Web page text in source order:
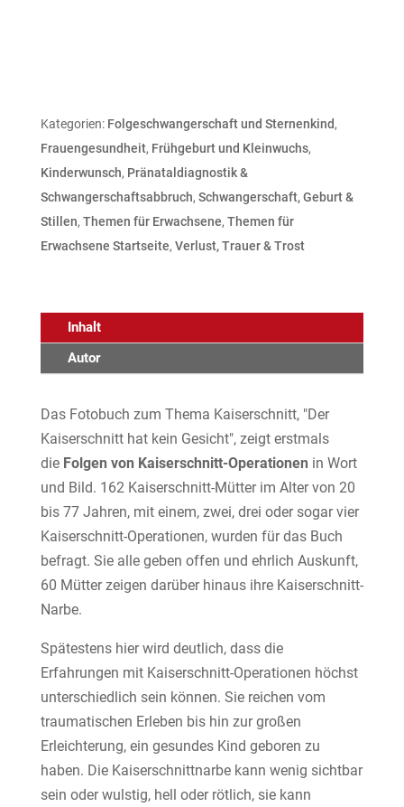
Kategorien: Folgeschwangerschaft und Sternenkind,
Frauengesundheit, Frühgeburt und Kleinwuchs,
Kinderwunsch, Pränataldiagnostik &
Schwangerschaftsabbruch, Schwangerschaft, Geburt &
Stillen, Themen für Erwachsene, Themen für
Erwachsene Startseite, Verlust, Trauer & Trost
Inhalt
Autor
Das Fotobuch zum Thema Kaiserschnitt, "Der
Kaiserschnitt hat kein Gesicht", zeigt erstmals
die Folgen von Kaiserschnitt-Operationen in Wort
und Bild. 162 Kaiserschnitt-Mütter im Alter von 20
bis 77 Jahren, mit einem, zwei, drei oder sogar vier
Kaiserschnitt-Operationen, wurden für das Buch
befragt. Sie alle geben offen und ehrlich Auskunft,
60 Mütter zeigen darüber hinaus ihre Kaiserschnitt-
Narbe.
Spätestens hier wird deutlich, dass die
Erfahrungen mit Kaiserschnitt-Operationen höchst
unterschiedlich sein können. Sie reichen vom
traumatischen Erleben bis hin zur großen
Erleichterung, ein gesundes Kind geboren zu
haben. Die Kaiserschnittnarbe kann wenig sichtbar
sein oder wulstig, hell oder rötlich, sie kann